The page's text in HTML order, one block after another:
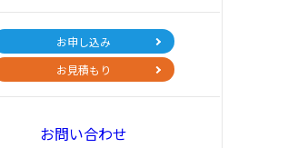
お申し込み
お見積もり
お問い合わせ